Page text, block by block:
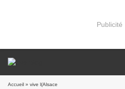
Publicité
Accueil » vive l(Alsace